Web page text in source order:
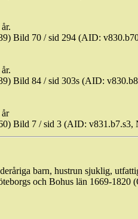
Bild 70 / sid 294 (AID:
Bild 84 / sid 303s (AID:
Bild 7 / sid 3 (AID:
barn, hustrun sjuklig,
och Bohus län 1669-